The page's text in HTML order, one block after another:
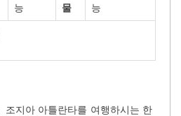
능
물
능
지아 아틀란타를 여행하시는 한